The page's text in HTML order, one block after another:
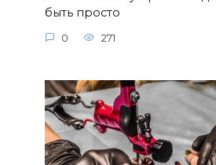
быть просто
0 271